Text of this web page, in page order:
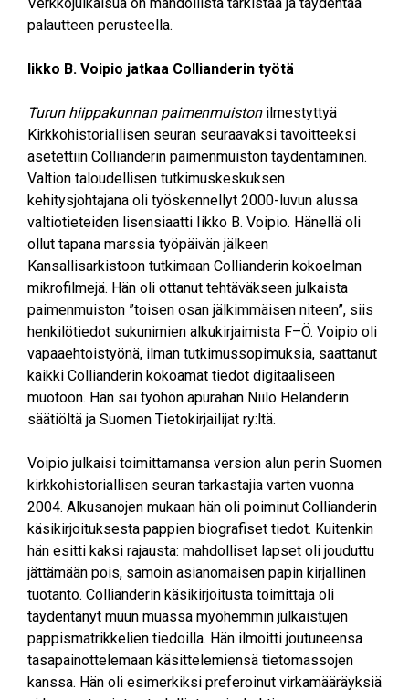
palautteen perusteella.
Iikko B. Voipio jatkaa Collianderin työtä
Turun hiippakunnan paimenmuistonilmestyttyä
Kirkkohistoriallisen seuran seuraavaksi tavoitteeksi
asetettiin Collianderin paimenmuiston täydentäminen.
Valtion taloudellisen tutkimuskeskuksen
kehitysjohtajana oli työskennellyt 2000-luvun alussa
valtiotieteiden lisensiaatti Iikko B. Voipio. Hänellä oli
ollut tapana marssia työpäivän jälkeen
Kansallisarkistoon tutkimaan Collianderin kokoelman
mikrofilmejä. Hän oli ottanut tehtäväkseen julkaista
paimenmuiston ”toisen osan jälkimmäisen niteen”, siis
henkilötiedot sukunimien alkukirjaimista F–Ö. Voipio oli
vapaaehtoistyönä, ilman tutkimussopimuksia, saattanut
kaikki Collianderin kokoamat tiedot digitaaliseen
muotoon. Hän sai työhön apurahan Niilo Helanderin
säätiöltä ja Suomen Tietokirjailijat ry:ltä.
Voipio julkaisi toimittamansa version alun perin Suomen
kirkkohistoriallisen seuran tarkastajia varten vuonna
2004. Alkusanojen mukaan hän oli poiminut Collianderin
käsikirjoituksesta pappien biografiset tiedot. Kuitenkin
hän esitti kaksi rajausta: mahdolliset lapset oli jouduttu
jättämään pois, samoin asianomaisen papin kirjallinen
tuotanto. Collianderin käsikirjoitusta toimittaja oli
täydentänyt muun muassa myöhemmin julkaistujen
pappismatrikkelien tiedoilla. Hän ilmoitti joutuneensa
tasapainottelemaan käsittelemiensä tietomassojen
kanssa. Hän oli esimerkiksi preferoinut virkamääräyksiä